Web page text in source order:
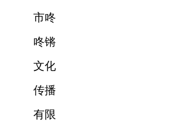
市咚
咚锵
文化
传播
有限